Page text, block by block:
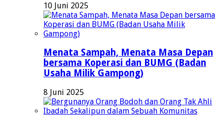
10 Juni 2025
Menata Sampah, Menata Masa Depan
bersama Koperasi dan BUMG (Badan
Usaha Milik Gampong)
8 Juni 2025